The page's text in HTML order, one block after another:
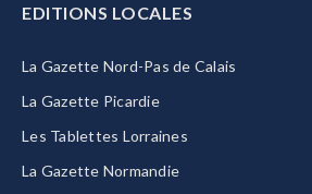
EDITIONS LOCALES
La Gazette Nord-Pas de Calais
La Gazette Picardie
Les Tablettes Lorraines
La Gazette Normandie